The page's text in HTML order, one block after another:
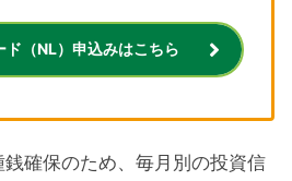
ド（NL）申込みはこちら
確保のため、毎月別の投資信